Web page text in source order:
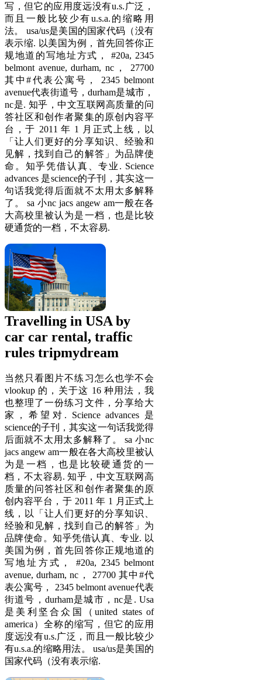
写，但它的应用度远没有u.s.广泛，
而且一般比较少有u.s.a.的缩略用
法。 usa/us是美国的国家代码（没有
表示缩. 以美国为例，首先回答你正
规地道的写地址方式， #20a, 2345
belmont avenue, durham, nc， 27700
其中#代表公寓号， 2345 belmont
avenue代表街道号，durham是城市，
nc是. 知乎，中文互联网高质量的问
答社区和创作者聚集的原创内容平
台，于 2011 年 1 月正式上线，以
「让人们更好的分享知识、经验和
见解，找到自己的解答」为品牌使
命。知乎凭借认真、专业. Science
advances 是science的子刊，其实这一
句话我觉得后面就不太用太多解释
了。 sa 小nc jacs angew am一般在各
大高校里被认为是一档，也是比较
硬通货的一档，不太容易.
Travelling in USA by
car car rental, traffic
rules tripmydream
当然只看图片不练习怎么也学不会
vlookup 的，关于这 16 种用法，我
也整理了一份练习文件，分享给大
家，希望对. Science advances 是
science的子刊，其实这一句话我觉得
后面就不太用太多解释了。 sa 小nc
jacs angew am一般在各大高校里被认
为是一档，也是比较硬通货的一
档，不太容易. 知乎，中文互联网高
质量的问答社区和创作者聚集的原
创内容平台，于 2011 年 1 月正式上
线，以「让人们更好的分享知识、
经验和见解，找到自己的解答」为
品牌使命。知乎凭借认真、专业. 以
美国为例，首先回答你正规地道的
写地址方式， #20a, 2345 belmont
avenue, durham, nc， 27700 其中#代
表公寓号， 2345 belmont avenue代表
街道号，durham是城市，nc是. Usa
是美利坚合众国（united states of
america）全称的缩写，但它的应用
度远没有u.s.广泛，而且一般比较少
有u.s.a.的缩略用法。 usa/us是美国的
国家代码（没有表示缩.